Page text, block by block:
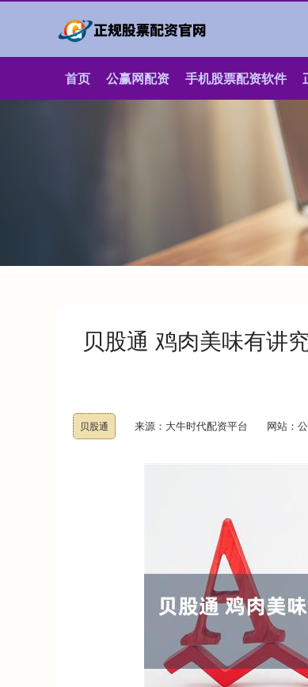
首页 公赢网配资 手机股票配资软件
贝股通 鸡肉美味有讲
贝股通 来源：大牛时代配资平台 网站：